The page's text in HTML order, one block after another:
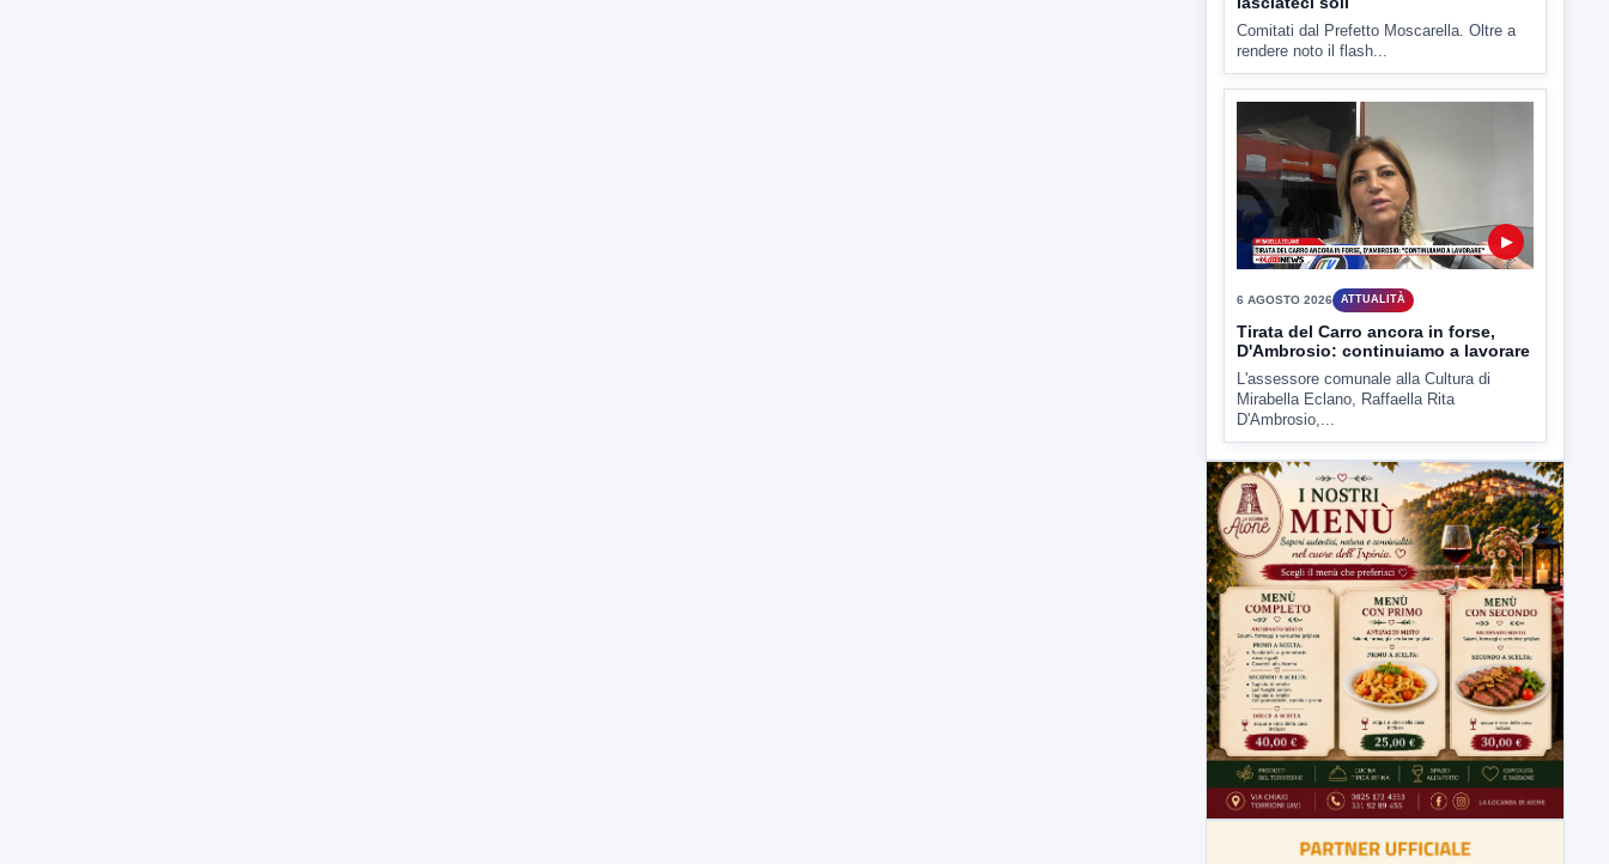
Miasmi, Comitati dal Prefetto: non
Comitati dal Prefetto Moscarella. Oltre a
rendere noto il flash...
Tirata del Carro ancora in forse,
D'Ambrosio: continuiamo a lavorare
L'assessore comunale alla Cultura di
Mirabella Eclano, Raffaella Rita
D'Ambrosio,...